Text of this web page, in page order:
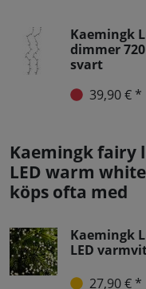
Kaemingk
dimmer
svart
39,90 € *
Kaemingk fairy
LED warm
köps ofta med
Kaemingk
LED
27,90 € *